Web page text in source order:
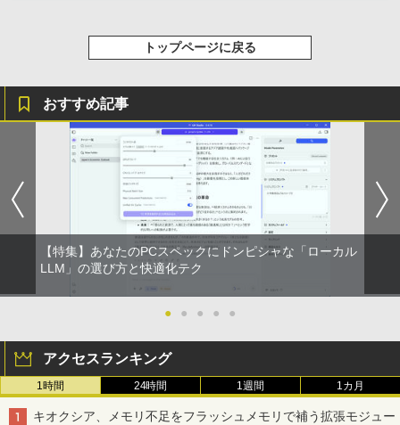
4
IOデータ 3辺フレームレス＆広視野角A
-A271DB
￥18,500
公式ショップ amadana 15.6インチ モバ
イルモニター ポータブルディスプレイ 1
5.6-Inch IPS Full HD Portable Displa
y：DP10『極限まで削ぎ落した、美しい
形状と金属の質感』見せるモニター【ド
災研究会 ]
￥20,900
カード付き [ ナガノ ]
￥1,650
【2026年アップグレード版】AOKIMI ワイヤ
軽量 ブルートゥースHi-Fi 最大36時間再生 ぶ
るーとゅーす コードレス ENCノイズキャン
￥1,964
Xiaomi シャオミ REDMI Buds 8 Lite ワイヤ
レスイヤホン Bluetooth 5.4 ノイズキャンセ
リング ANC 36時間再生
￥2,980
BUGS LIFE
￥250
￥250
ベルレス 650mlPET×24本
by Amazon 炭酸水 ラベルレス 500ml ×24本
強炭酸水 ペットボトル 500ミリリットル (Sm
art Basic)
￥1,625
スーパーの裏でヤニ吸うふたり 9巻 (デジタル
￥810
クスDIGITAL)
￥594
トップページに戻る
おすすめ記事
【特集】あなたのPCスペックにドンピシャな「ローカル
LLM」の選び方と快適化テク
● ● ● ● ●
アクセスランキング
1時間 24時間 1週間 1カ月
キオクシア、メモリ不足をフラッシュメモリで補う拡張モジュー